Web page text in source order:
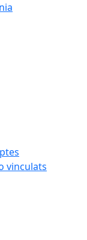
vinculats